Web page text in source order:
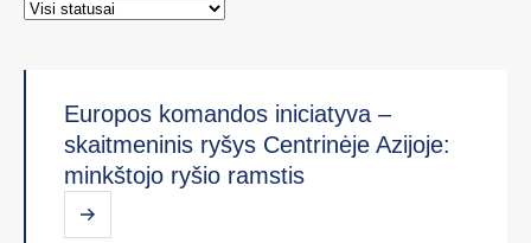
Europos komandos iniciatyva –
skaitmeninis ryšys Centrinėje Azijoje:
minkštojo ryšio ramstis